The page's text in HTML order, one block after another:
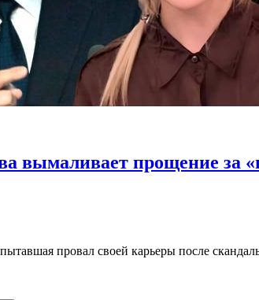
вымаливает прощение за
провал своей карьеры после